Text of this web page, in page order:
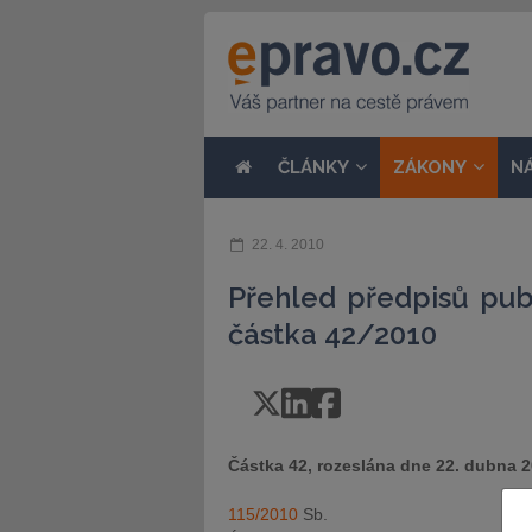
ČLÁNKY ZÁKONY
22. 4. 2010
Přehled předpisů
částka 42/2010
Částka 42, rozeslána dne 22. dubna
115/2010 Sb.